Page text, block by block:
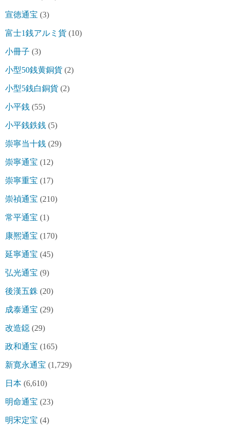
宣徳通宝 (3)
富士1銭アルミ貨 (10)
小冊子 (3)
小型50銭黄銅貨 (2)
小型5銭白銅貨 (2)
小平銭 (55)
小平銭鉄銭 (5)
崇寧当十銭 (29)
崇寧通宝 (12)
崇寧重宝 (17)
崇禎通宝 (210)
常平通宝 (1)
康熈通宝 (170)
延寧通宝 (45)
弘光通宝 (9)
後漢五銖 (20)
成泰通宝 (29)
改造鐚 (29)
政和通宝 (165)
新寛永通宝 (1,729)
日本 (6,610)
明命通宝 (23)
明宋定宝 (4)